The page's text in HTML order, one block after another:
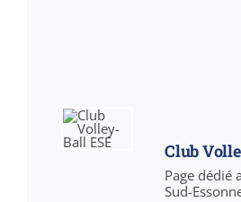
Club
Page dédié
Sud-